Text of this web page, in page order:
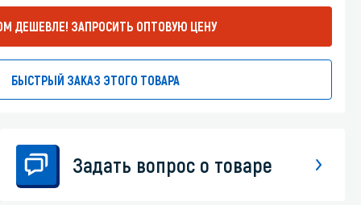
ДЕШЕВЛЕ! ЗАПРОСИТЬ ОПТОВУЮ ЦЕНУ
БЫСТРЫЙ ЗАКАЗ ЭТОГО ТОВАРА
Задать вопрос о товаре